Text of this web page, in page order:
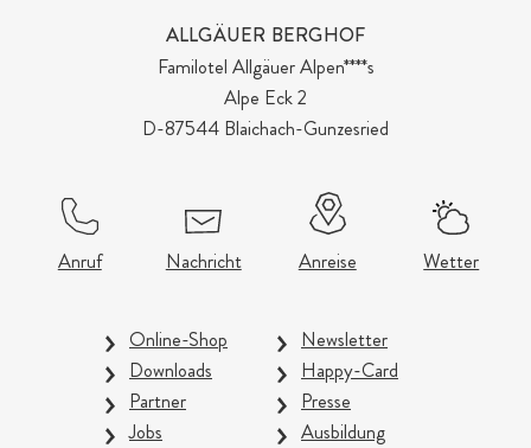
ALLGÄUER BERGHOF
Familotel Allgäuer Alpen****s
Alpe Eck 2
D-87544 Blaichach-Gunzesried
Anruf Nachricht Anreise Wetter
Online-Shop
Newsletter
Downloads
Happy-Card
Partner
Presse
Jobs
Ausbildung